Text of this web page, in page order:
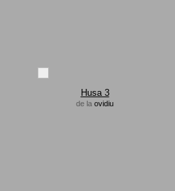
Husa 3
de la ovidiu